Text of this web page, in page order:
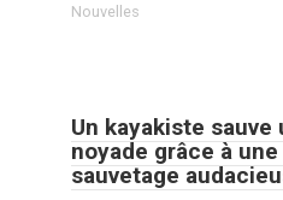
Nouvelles
Un kayakiste sauve
noyade grâce à
sauvetage